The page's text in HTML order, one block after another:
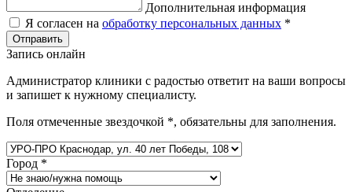
Дополнительная информация
Я согласен на обработку персональных данных *
Отправить
Запись онлайн
Администратор клиники с радостью ответит на ваши вопросы
и запишет к нужному специалисту.
Поля отмеченные звездочкой *, обязательны для заполнения.
Город *